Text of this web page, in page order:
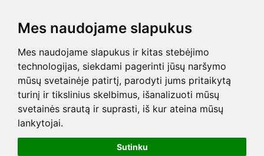
Mes naudojame slapukus
Mes naudojame slapukus ir kitas stebėjimo
technologijas, siekdami pagerinti jūsų naršymo
mūsų svetainėje patirtį, parodyti jums pritaikytą
turinį ir tikslinius skelbimus, išanalizuoti mūsų
svetainės srautą ir suprasti, iš kur ateina mūsų
lankytojai.
Sutinku